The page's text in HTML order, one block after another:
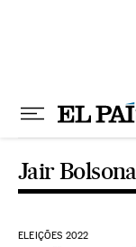
Jair
ELEIÇÕES 2022